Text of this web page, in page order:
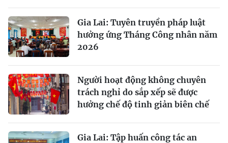
Gia Lai: Tuyên truyền pháp luật
hưởng ứng Tháng Công nhân năm
2026
Người hoạt động không chuyên
trách nghỉ do sắp xếp sẽ được
hưởng chế độ tinh giản biên chế
Gia Lai: Tập huấn công tác an